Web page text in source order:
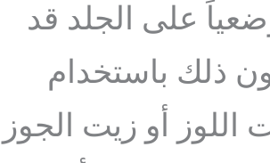
على الجلد قد
ذلك باستخدام
اللوز أو زيت الجوز